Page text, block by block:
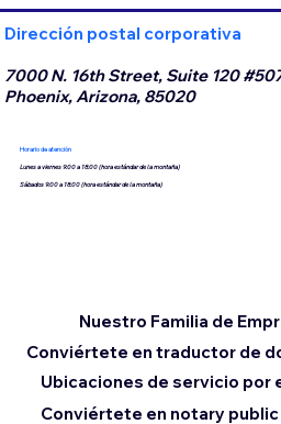
Dirección postal corporativa
7000 N. 16th Street, Suite 120
Phoenix, Arizona, 85020
Horario de atención
Lunes a viernes 9:00 a 18:00 (hora estándar de la montaña)
Sábados 9:00 a 18:00 (hora estándar de la montaña)
Conviértete en traductor de
Ubicaciones de servicio por
Nuestro Familia de
Conviértete en notary public